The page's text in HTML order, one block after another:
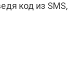
код из SMS,